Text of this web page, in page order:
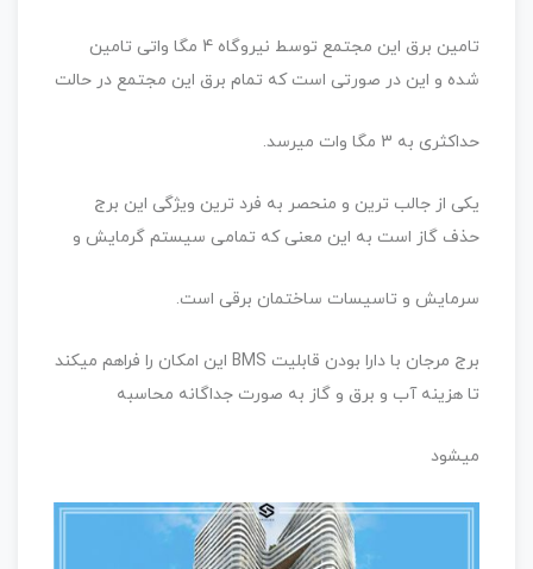
تامین برق این مجتمع توسط نیروگاه 4 مگا واتی تامین
شده و این در صورتی است که تمام برق این مجتمع در حالت
حداکثری به 3 مگا وات میرسد.
یکی از جالب ترین و منحصر به فرد ترین ویژگی این برج
حذف گاز است به این معنی که تمامی سیستم گرمایش و
سرمایش و تاسیسات ساختمان برقی است.
برج مرجان با دارا بودن قابلیت BMS این امکان را فراهم میکند
تا هزینه آب و برق و گاز به صورت جداگانه محاسبه
میشود